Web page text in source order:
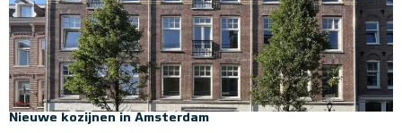
Nieuwe kozijnen in Amsterdam